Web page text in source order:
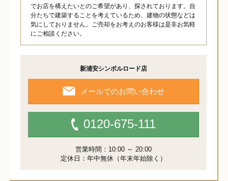
でお店を構えたいとのご希望があり、探されております。自
分たちで建築することを考えているため、建物の状態などは
気にしておりません。ご売却をお考えのお客様は是非お気軽
にご相談ください。
新浦安シンボルロード店
メールでのお問い合わせ
0120-675-111
営業時間：10:00 ～ 20:00
定休日：年中無休（年末年始除く）